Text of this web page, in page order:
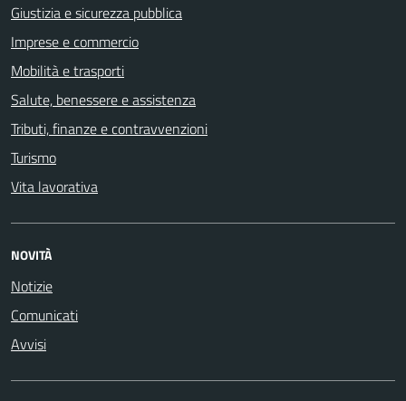
Giustizia e sicurezza pubblica
Imprese e commercio
Mobilità e trasporti
Salute, benessere e assistenza
Tributi, finanze e contravvenzioni
Turismo
Vita lavorativa
NOVITÀ
Notizie
Comunicati
Avvisi